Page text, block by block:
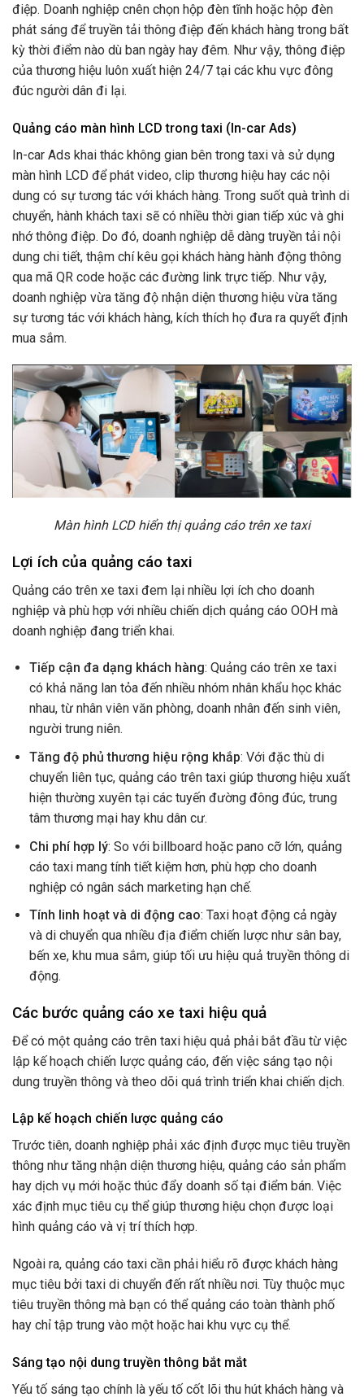
điệp. Doanh nghiệp cnên chọn hộp đèn tĩnh hoặc hộp đèn
phát sáng để truyền tải thông điệp đến khách hàng trong bất
kỳ thời điểm nào dù ban ngày hay đêm. Như vậy, thông điệp
của thương hiệu luôn xuất hiện 24/7 tại các khu vực đông
đúc người dân đi lại.
Quảng cáo màn hình LCD trong taxi (In-car Ads)
In-car Ads khai thác không gian bên trong taxi và sử dụng
màn hình LCD để phát video, clip thương hiệu hay các nội
dung có sự tương tác với khách hàng. Trong suốt quà trình di
chuyển, hành khách taxi sẽ có nhiều thời gian tiếp xúc và ghi
nhớ thông điệp. Do đó, doanh nghiệp dễ dàng truyền tải nội
dung chi tiết, thậm chí kêu gọi khách hàng hành động thông
qua mã QR code hoặc các đường link trực tiếp. Như vậy,
doanh nghiệp vừa tăng độ nhận diện thương hiệu vừa tăng
sự tương tác với khách hàng, kích thích họ đưa ra quyết định
mua sắm.
Màn hình LCD hiển thị quảng cáo trên xe taxi
Lợi ích của quảng cáo taxi
Quảng cáo trên xe taxi đem lại nhiều lợi ích cho doanh
nghiệp và phù hợp với nhiều chiến dịch quảng cáo OOH mà
doanh nghiệp đang triển khai.
Tiếp cận đa dạng khách hàng: Quảng cáo trên xe taxi
có khả năng lan tỏa đến nhiều nhóm nhân khẩu học khác
nhau, từ nhân viên văn phòng, doanh nhân đến sinh viên,
người trung niên.
Tăng độ phủ thương hiệu rộng khắp: Với đặc thù di
chuyển liên tục, quảng cáo trên taxi giúp thương hiệu xuất
hiện thường xuyên tại các tuyến đường đông đúc, trung
tâm thương mại hay khu dân cư.
Chi phí hợp lý: So với billboard hoặc pano cỡ lớn, quảng
cáo taxi mang tính tiết kiệm hơn, phù hợp cho doanh
nghiệp có ngân sách marketing hạn chế.
Tính linh hoạt và di động cao: Taxi hoạt động cả ngày
và di chuyển qua nhiều địa điểm chiến lược như sân bay,
bến xe, khu mua sắm, giúp tối ưu hiệu quả truyền thông di
động.
Các bước quảng cáo xe taxi hiệu quả
Để có một quảng cáo trên taxi hiệu quả phải bắt đầu từ việc
lập kế hoạch chiến lược quảng cáo, đến việc sáng tạo nội
dung truyền thông và theo dõi quá trình triển khai chiến dịch.
Lập kế hoạch chiến lược quảng cáo
Trước tiên, doanh nghiệp phải xác định được mục tiêu truyền
thông như tăng nhận diện thương hiệu, quảng cáo sản phẩm
hay dịch vụ mới hoặc thúc đẩy doanh số tại điểm bán. Việc
xác định mục tiêu cụ thể giúp thương hiệu chọn được loại
hình quảng cáo và vị trí thích hợp.
Ngoài ra, quảng cáo taxi cần phải hiểu rõ được khách hàng
mục tiêu bởi taxi di chuyển đến rất nhiều nơi. Tùy thuộc mục
tiêu truyền thông mà bạn có thể quảng cáo toàn thành phố
hay chỉ tập trung vào một hoặc hai khu vực cụ thể.
Sáng tạo nội dung truyền thông bắt mắt
Yếu tố sáng tạo chính là yếu tố cốt lõi thu hút khách hàng và